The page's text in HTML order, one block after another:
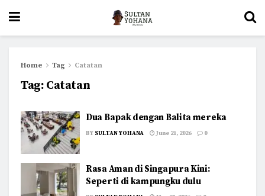
Home Tag Catatan
Tag: Catatan
Dua Bapak dengan Balita mereka
BY SULTAN YOHANA June 21, 2026 0
Rasa Aman di Singapura Kini:
Seperti di kampungku dulu